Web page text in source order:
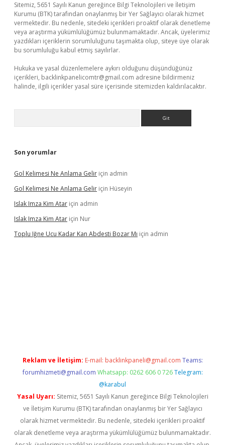
Sitemiz, 5651 Sayılı Kanun gereğince Bilgi Teknolojileri ve İletişim
Kurumu (BTK) tarafından onaylanmış bir Yer Sağlayıcı olarak hizmet
vermektedir. Bu nedenle, sitedeki içerikleri proaktif olarak denetleme
veya araştırma yükümlülüğümüz bulunmamaktadır. Ancak, üyelerimiz
yazdıkları içeriklerin sorumluluğunu taşımakta olup, siteye üye olarak
bu sorumluluğu kabul etmiş sayılırlar.
Hukuka ve yasal düzenlemelere aykırı olduğunu düşündüğünüz
içerikleri, backlinkpanelicomtr@gmail.com adresine bildirmeniz
halinde, ilgili içerikler yasal süre içerisinde sitemizden kaldırılacaktır.
Son yorumlar
Gol Kelimesi Ne Anlama Gelir için admin
Gol Kelimesi Ne Anlama Gelir için Hüseyin
Islak Imza Kim Atar için admin
Islak Imza Kim Atar için Nur
Toplu Iğne Ucu Kadar Kan Abdesti Bozar Mı için admin
Reklam ve İletişim: E-mail: backlinkpaneli@gmail.com Teams:
forumhizmeti@gmail.com Whatsapp: 0262 606 0 726 Telegram:
@karabul
Yasal Uyarı: Sitemiz, 5651 Sayılı Kanun gereğince Bilgi Teknolojileri
ve İletişim Kurumu (BTK) tarafından onaylanmış bir Yer Sağlayıcı
olarak hizmet vermektedir. Bu nedenle, sitedeki içerikleri proaktif
olarak denetleme veya araştırma yükümlülüğümüz bulunmamaktadır.